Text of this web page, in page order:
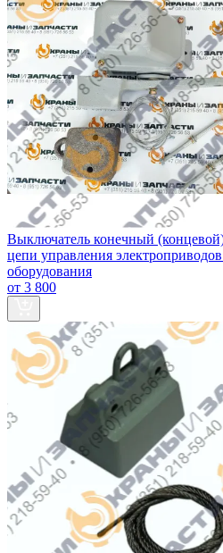
Выключатель конечный
цепи управления
оборудования
от 3 800